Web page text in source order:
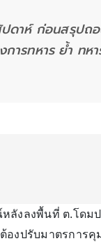
ดาห์ ก่อนสรุปถ
ารทหาร ย้ำ ทห
ลังลงพื้นที่ ต.โดม
งปรับมาตรการคุ